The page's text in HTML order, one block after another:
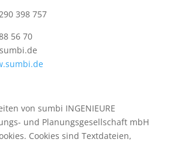
398 757
56 70
von sumbi INGENIEURE
und Planungsgesellschaft mbH
Cookies sind Textdateien,